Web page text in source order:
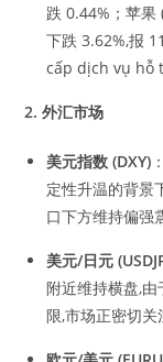
跌 0.44%；苹果
下跌 3.62%,报
cấp dịch vụ hỗ
2.外汇市场
美元指数 (DXY)
定性升温的背景
口下方维持偏强
美元/日元
附近维持横盘,
限,市场正密切关